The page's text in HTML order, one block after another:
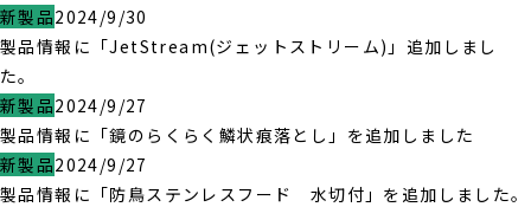
新製品2024/9/30
製品情報に「JetStream(ジェットストリーム)」追加しまし
た。
新製品2024/9/27
製品情報に「鏡のらくらく鱗状痕落とし」を追加しました
新製品2024/9/27
製品情報に「防鳥ステンレスフード 水切付」を追加しました。